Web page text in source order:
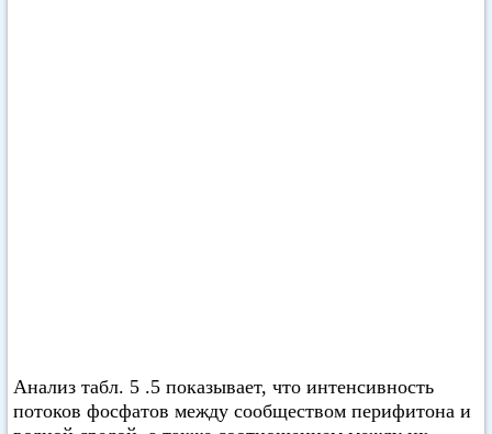
Анализ табл. 5 .5 показывает, что интенсивность
потоков фосфатов между сообществом перифитона и